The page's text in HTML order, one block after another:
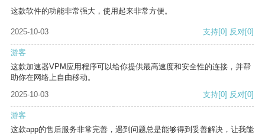
这款软件的功能非常强大，使用起来非常方便。
2025-10-03 支持[0] 反对[0]
游客
这款加速器VPM应用程序可以给你提供最高速度和安全性的连接，并帮
助你在网络上自由移动。
2025-10-03
支持[0] 反对[0]
游客
这款app的售后服务非常完善，遇到问题总是能够得到妥善解决，让我能